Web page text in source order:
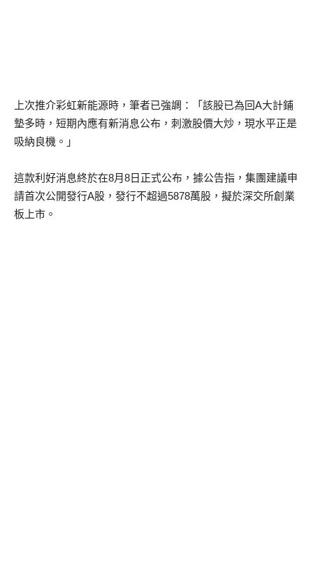
上次推介彩虹新能源時，筆者已強調：「該股已為回A大計鋪
墊多時，短期內應有新消息公布，刺激股價大炒，現水平正是
吸納良機。」
這款利好消息終於在8月8日正式公布，據公告指，集團建議申
請首次公開發行A股，發行不超過5878萬股，擬於深交所創業
板上市。